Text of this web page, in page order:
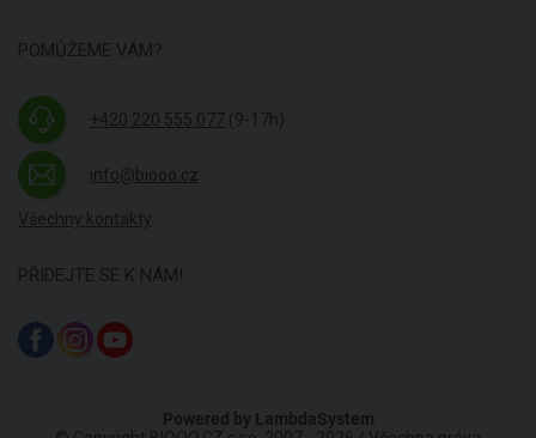
POMŮŽEME VÁM?
+420 220 555 077 (9-17h)
info@biooo.cz
Všechny kontakty
PŘIDEJTE SE K NÁM!
Powered by LambdaSystem